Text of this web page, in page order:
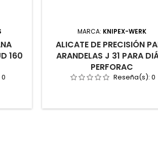
160
0
MARCA: KNIPEX-WERK
ALICATE DE PRECISIÓN
ARANDELAS J 31 PARA
PERFORAC
Reseña(s): 0